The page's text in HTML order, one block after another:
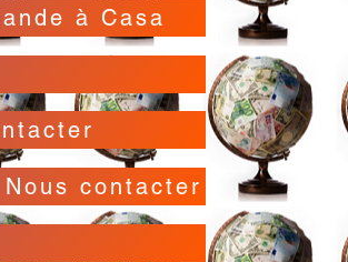
à Casa
de déclarer la valeur de l'envoi pour l'assurer : Nous contacter